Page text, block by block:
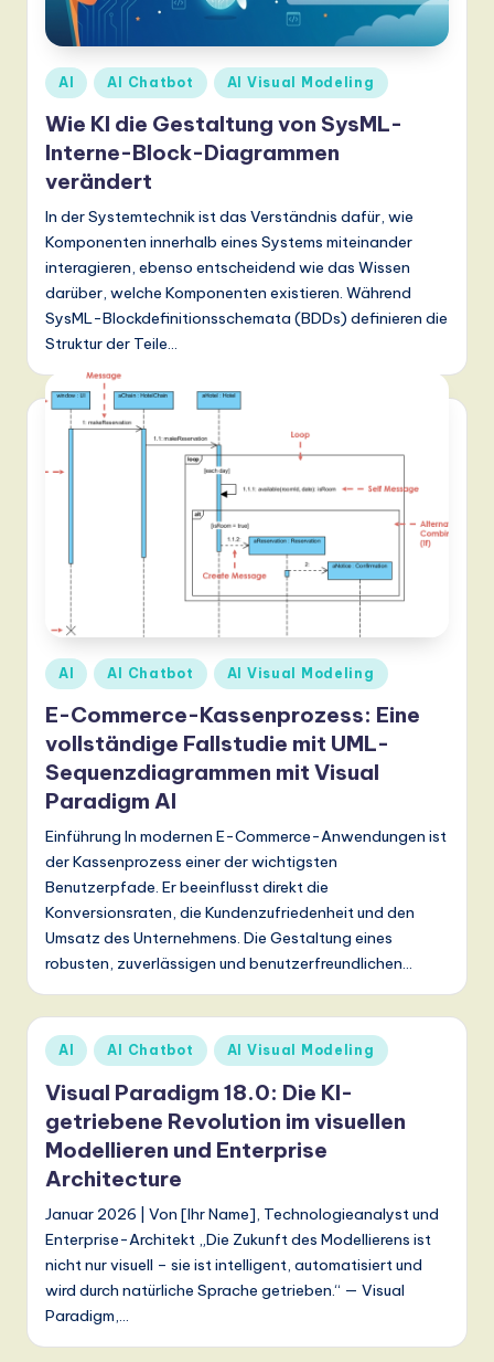
ig
it
a
n
o
v
a
ti
o
Posted
in
AI AI Chatbot AI Visual Modeling
Wie KI die Gestaltung von SysML-
Interne-Block-Diagrammen
verändert
In der Systemtechnik ist das Verständnis dafür, wie
Komponenten innerhalb eines Systems miteinander
interagieren, ebenso entscheidend wie das Wissen
darüber, welche Komponenten existieren. Während
SysML-Blockdefinitionsschemata (BDDs) definieren die
Struktur der Teile…
Posted
in
AI AI Chatbot AI Visual Modeling
E-Commerce-Kassenprozess: Eine
vollständige Fallstudie mit UML-
Sequenzdiagrammen mit Visual
Paradigm AI
Einführung In modernen E-Commerce-Anwendungen ist
der Kassenprozess einer der wichtigsten
Benutzerpfade. Er beeinflusst direkt die
Konversionsraten, die Kundenzufriedenheit und den
Umsatz des Unternehmens. Die Gestaltung eines
robusten, zuverlässigen und benutzerfreundlichen…
Posted
in
AI AI Chatbot AI Visual Modeling
Visual Paradigm 18.0: Die KI-
getriebene Revolution im visuellen
Modellieren und Enterprise
Architecture
Januar 2026 | Von [Ihr Name], Technologieanalyst und
Enterprise-Architekt „Die Zukunft des Modellierens ist
nicht nur visuell – sie ist intelligent, automatisiert und
wird durch natürliche Sprache getrieben.“ — Visual
Paradigm,…